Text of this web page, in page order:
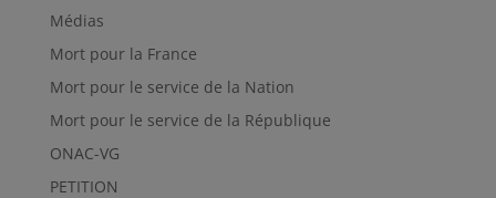
Médias
Mort pour la France
Mort pour le service de la Nation
Mort pour le service de la République
ONAC-VG
PETITION